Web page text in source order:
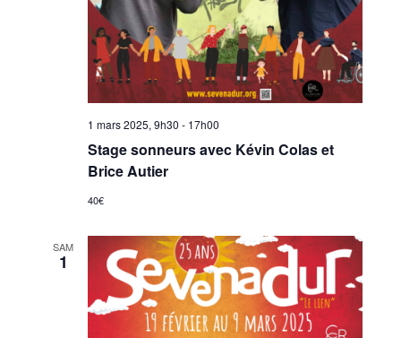
1 mars 2025, 9h30 - 17h00
Stage sonneurs avec Kévin Colas et
Brice Autier
40€
SAM
1